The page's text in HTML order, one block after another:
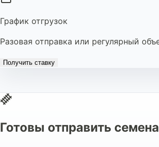
График отгрузок
Разовая отправка или регулярный
Получить ставку
Готовы отправить